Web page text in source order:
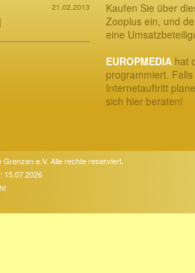
21.02.2013
Kaufen Sie über
Zooplus ein, und
eine
EUROPMEDIA hat
programmiert.
Internetauftritt
sich hier beraten!
e.V. Alle rechte reserviert.
15.07.2026